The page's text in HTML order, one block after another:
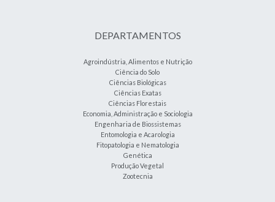
DEPARTAMENTOS
Agroindústria, Alimentos e Nutrição
Ciência do Solo
Ciências Biológicas
Ciências Exatas
Ciências Florestais
Economia, Administração e Sociologia
Engenharia de Biossistemas
Entomologia e Acarologia
Fitopatologia e Nematologia
Genética
Produção Vegetal
Zootecnia